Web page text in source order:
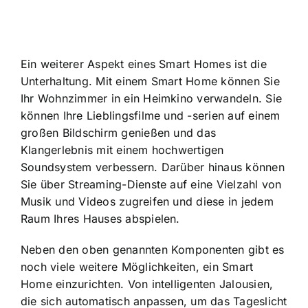
Ein weiterer Aspekt eines Smart Homes ist die
Unterhaltung. Mit einem Smart Home können Sie
Ihr Wohnzimmer in ein Heimkino verwandeln. Sie
können Ihre Lieblingsfilme und -serien auf einem
großen Bildschirm genießen und das
Klangerlebnis mit einem hochwertigen
Soundsystem verbessern. Darüber hinaus können
Sie über Streaming-Dienste auf eine Vielzahl von
Musik und Videos zugreifen und diese in jedem
Raum Ihres Hauses abspielen.
Neben den oben genannten Komponenten gibt es
noch viele weitere Möglichkeiten, ein Smart
Home einzurichten. Von intelligenten Jalousien,
die sich automatisch anpassen, um das Tageslicht